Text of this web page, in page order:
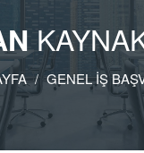
/ GENEL İŞ